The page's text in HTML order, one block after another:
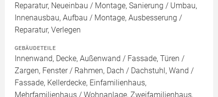
Reparatur, Neueinbau / Montage, Sanierung / Umbau,
Innenausbau, Aufbau / Montage, Ausbesserung /
Reparatur, Verlegen
GEBÄUDETEILE
Innenwand, Decke, Außenwand / Fassade, Türen /
Zargen, Fenster / Rahmen, Dach / Dachstuhl, Wand /
Fassade, Kellerdecke, Einfamilienhaus,
Mehrfamilienhaus / Wohnanlage, Zweifamilienhaus,